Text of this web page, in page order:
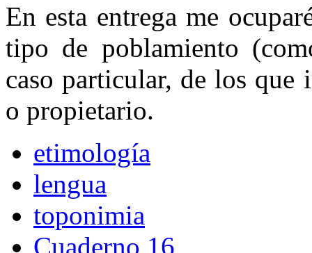
En esta entrega me
tipo de poblamiento
caso particular, de los que
o propietario.
etimología
lengua
toponimia
Cuaderno 16